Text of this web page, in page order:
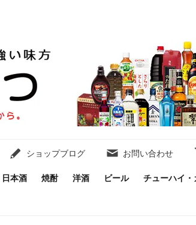
ショップブログ お問い合わせ
日本酒 焼酎 洋酒 ビール チューハイ・